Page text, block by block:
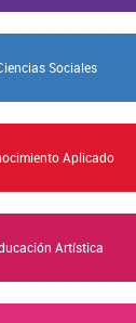
Sociales
Aplicado
Artística